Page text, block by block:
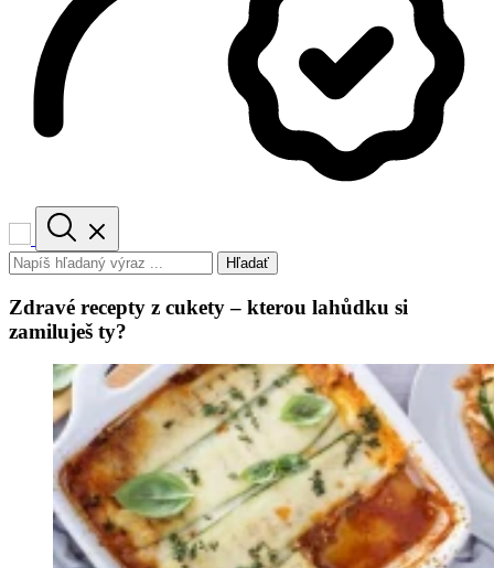
Hľadať
Zdravé recepty z cukety – kterou lahůdku si
zamiluješ ty?